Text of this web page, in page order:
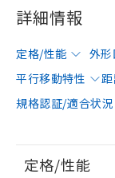
詳細情報
定格/性能 外
平行移動特性
規格認証/適合状況
定格/性能